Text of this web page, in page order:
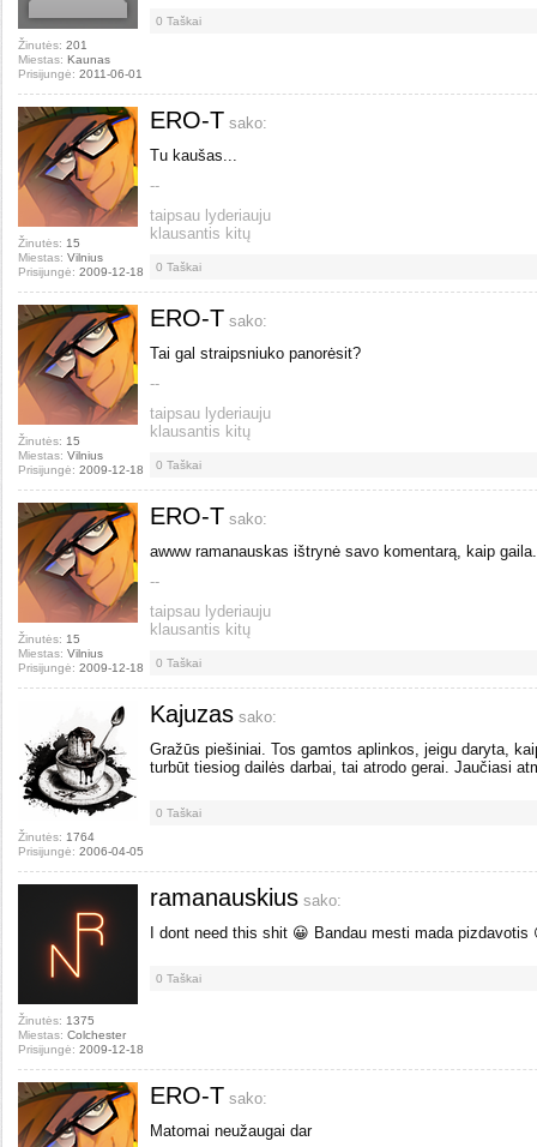
Žinutės: 201
Miestas: Kaunas
Prisijungė: 2011-06-01
0 Taškai
Žinutės: 15
Miestas: Vilnius
Prisijungė: 2009-12-18
ERO-T sako:
Tu kaušas...
--
taipsau lyderiauju
klausantis kitų
0 Taškai
Žinutės: 15
Miestas: Vilnius
Prisijungė: 2009-12-18
ERO-T sako:
Tai gal straipsniuko panorėsit?
--
taipsau lyderiauju
klausantis kitų
0 Taškai
Žinutės: 15
Miestas: Vilnius
Prisijungė: 2009-12-18
ERO-T sako:
awww ramanauskas ištrynė savo komentarą, kaip
--
taipsau lyderiauju
klausantis kitų
0 Taškai
Žinutės: 1764
Prisijungė: 2006-04-05
Kajuzas sako:
Gražūs piešiniai. Tos gamtos aplinkos, jeigu daryta,
turbūt tiesiog dailės darbai, tai atrodo gerai. Jaučiasi
0 Taškai
Žinutės: 1375
Miestas: Colchester
Prisijungė: 2009-12-18
ramanauskius sako:
I dont need this shit 😀 Bandau mesti mada
0 Taškai
ERO-T sako:
Matomai neužaugai dar